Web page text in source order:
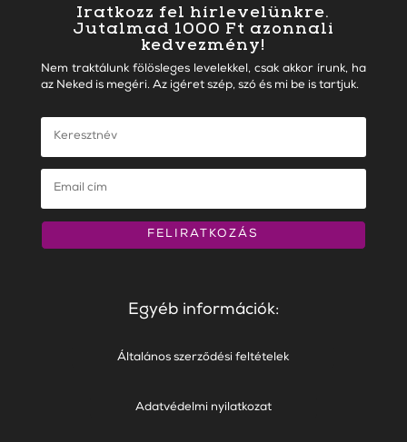
Iratkozz fel hírlevelünkre.
Jutalmad 1000 Ft azonnali
kedvezmény!
Nem traktálunk fölösleges levelekkel, csak akkor írunk, ha
az Neked is megéri. Az igéret szép, szó és mi be is tartjuk.
FELIRATKOZÁS
Egyéb információk:
Általános szerződési feltételek
Adatvédelmi nyilatkozat